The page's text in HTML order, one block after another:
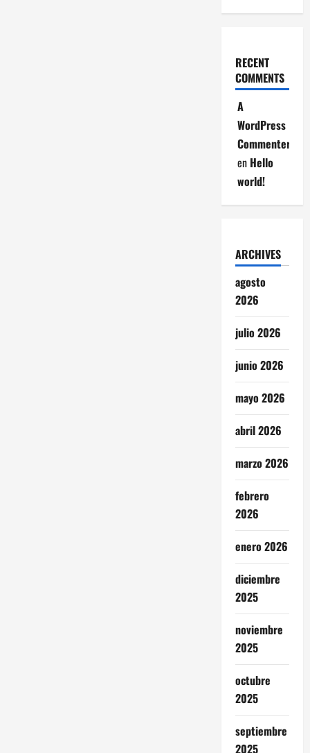
RECENT
COMMENTS
A
WordPress
Commenter
en Hello
world!
ARCHIVES
agosto
2026
julio 2026
junio 2026
mayo 2026
abril 2026
marzo 2026
febrero
2026
enero 2026
diciembre
2025
noviembre
2025
octubre
2025
septiembre
2025